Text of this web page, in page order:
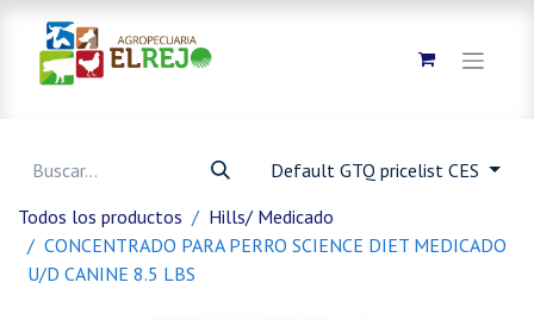
Default GTQ pricelist CES
Todos los productos
Hills/ Medicado
CONCENTRADO PARA PERRO SCIENCE DIET MEDICADO
U/D CANINE 8.5 LBS